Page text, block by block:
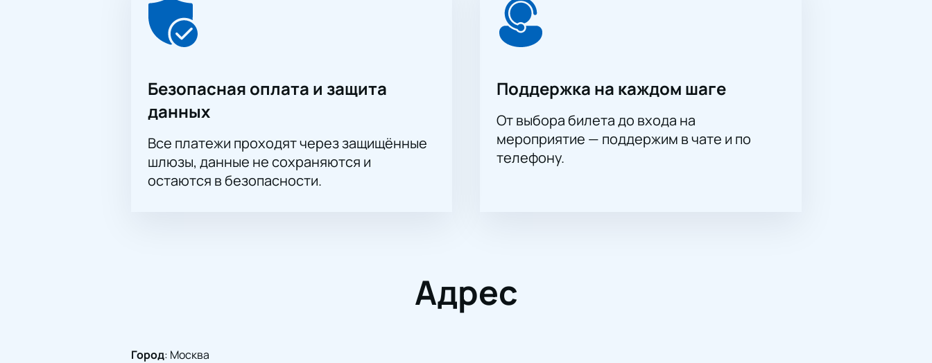
Безопасная оплата и защита
данных
Все платежи проходят через защищённые
шлюзы, данные не сохраняются и
остаются в безопасности.
Поддержка на каждом шаге
От выбора билета до входа на
мероприятие — поддержим в чате и по
телефону.
Адрес
Город: Москва